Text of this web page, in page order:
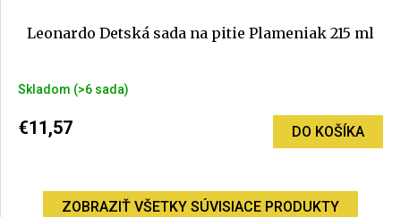
Leonardo Detská sada na pitie Plameniak 215 ml
Skladom (>6 sada)
€11,57 DO KOŠÍKA
ZOBRAZIŤ VŠETKY SÚVISIACE PRODUKTY